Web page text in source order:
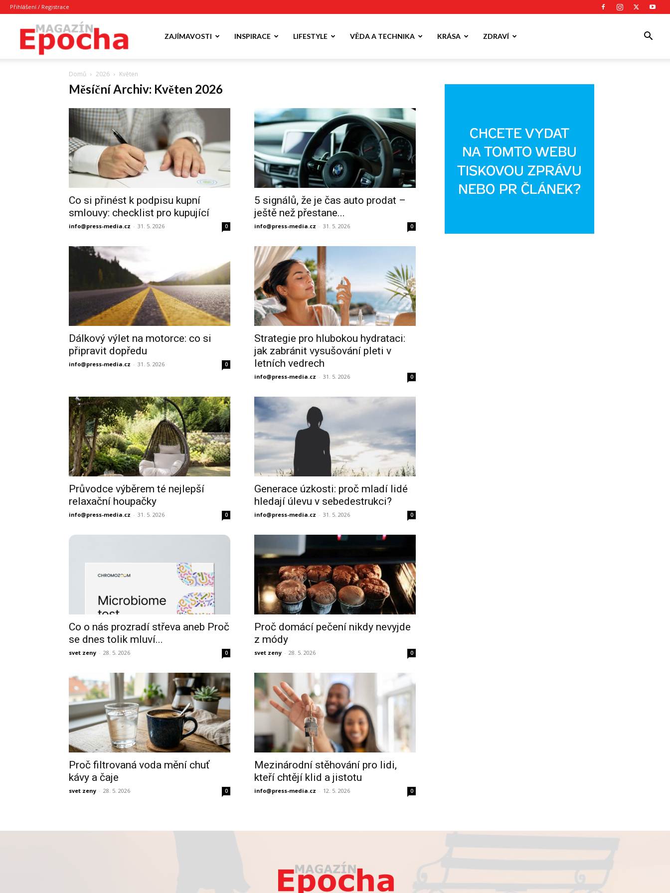
Přihlášení / Registrace
ZAJÍMAVOSTI INSPIRACE LIFESTYLE VĚDA A TECHNIKA KRÁSA ZDRAVÍ
Domů 2026 Květen
Měsíční Archiv: Květen 2026
Co si přinést k podpisu kupní
smlouvy: checklist pro kupující
info@press-media.cz - 31. 5. 2026 0
5 signálů, že je čas auto prodat –
ještě než přestane...
info@press-media.cz - 31. 5. 2026 0
Dálkový výlet na motorce: co si
připravit dopředu
info@press-media.cz - 31. 5. 2026 0
Strategie pro hlubokou hydrataci:
jak zabránit vysušování pleti v
letních vedrech
info@press-media.cz - 31. 5. 2026 0
Průvodce výběrem té nejlepší
relaxační houpačky
info@press-media.cz - 31. 5. 2026 0
Generace úzkosti: proč mladí lidé
hledají úlevu v sebedestrukci?
info@press-media.cz - 31. 5. 2026 0
Co o nás prozradí střeva aneb Proč
se dnes tolik mluví...
svet zeny - 28. 5. 2026 0
Proč domácí pečení nikdy nevyjde
z módy
svet zeny - 28. 5. 2026 0
Proč filtrovaná voda mění chuť
kávy a čaje
svet zeny - 28. 5. 2026 0
Mezinárodní stěhování pro lidi,
kteří chtějí klid a jistotu
info@press-media.cz - 12. 5. 2026 0